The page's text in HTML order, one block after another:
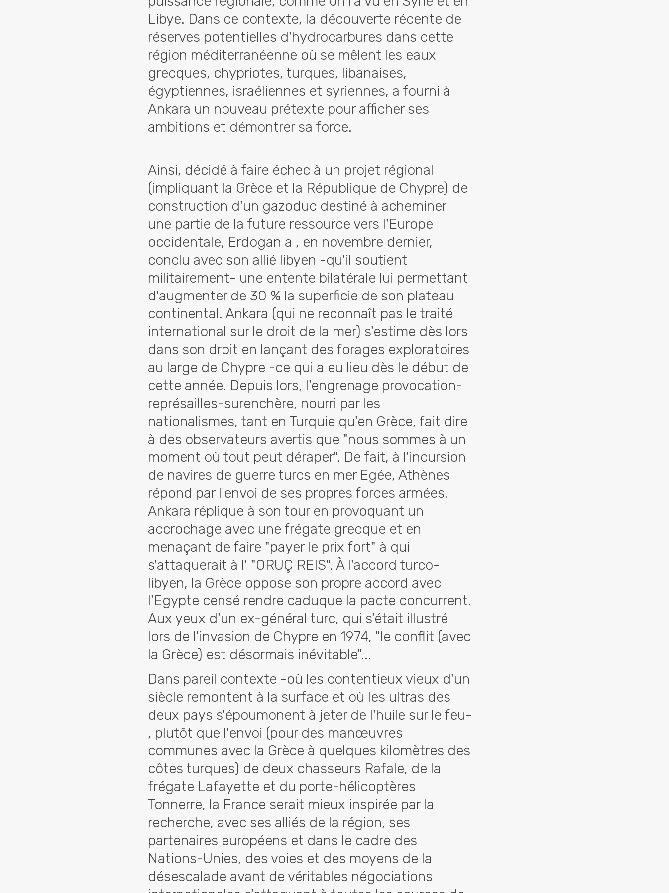
Libye. Dans ce contexte, la découverte récente de
réserves potentielles d'hydrocarbures dans cette
région méditerranéenne où se mêlent les eaux
grecques, chypriotes, turques, libanaises,
égyptiennes, israéliennes et syriennes, a fourni à
Ankara un nouveau prétexte pour afficher ses
ambitions et démontrer sa force.
Ainsi, décidé à faire échec à un projet régional
(impliquant la Grèce et la République de Chypre) de
construction d'un gazoduc destiné à acheminer
une partie de la future ressource vers l'Europe
occidentale, Erdogan a , en novembre dernier,
conclu avec son allié libyen -qu'il soutient
militairement- une entente bilatérale lui permettant
d'augmenter de 30 % la superficie de son plateau
continental. Ankara (qui ne reconnaît pas le traité
international sur le droit de la mer) s'estime dès lors
dans son droit en lançant des forages exploratoires
au large de Chypre -ce qui a eu lieu dès le début de
cette année. Depuis lors, l'engrenage provocation-
représailles-surenchère, nourri par les
nationalismes, tant en Turquie qu'en Grèce, fait dire
à des observateurs avertis que "nous sommes à un
moment où tout peut déraper". De fait, à l'incursion
de navires de guerre turcs en mer Egée, Athènes
répond par l'envoi de ses propres forces armées.
Ankara réplique à son tour en provoquant un
accrochage avec une frégate grecque et en
menaçant de faire "payer le prix fort" à qui
s'attaquerait à l' "ORUÇ REIS". À l'accord turco-
libyen, la Grèce oppose son propre accord avec
l'Egypte censé rendre caduque la pacte concurrent.
Aux yeux d'un ex-général turc, qui s'était illustré
lors de l'invasion de Chypre en 1974, "le conflit (avec
la Grèce) est désormais inévitable"...
Dans pareil contexte -où les contentieux vieux d'un
siècle remontent à la surface et où les ultras des
deux pays s'époumonent à jeter de l'huile sur le feu-
, plutôt que l'envoi (pour des manœuvres
communes avec la Grèce à quelques kilomètres des
côtes turques) de deux chasseurs Rafale, de la
frégate Lafayette et du porte-hélicoptères
Tonnerre, la France serait mieux inspirée par la
recherche, avec ses alliés de la région, ses
partenaires européens et dans le cadre des
Nations-Unies, des voies et des moyens de la
désescalade avant de véritables négociations